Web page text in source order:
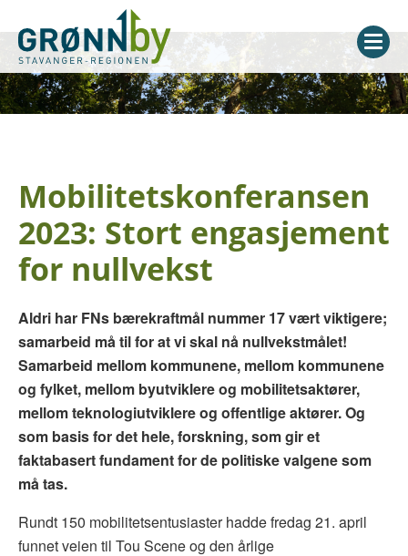
Mobilitetskonferansen
2023: Stort engasjement
for nullvekst
Aldri har FNs bærekraftmål nummer 17 vært viktigere;
samarbeid må til for at vi skal nå nullvekstmålet!
Samarbeid mellom kommunene, mellom kommunene
og fylket, mellom byutviklere og mobilitetsaktører,
mellom teknologiutviklere og offentlige aktører. Og
som basis for det hele, forskning, som gir et
faktabasert fundament for de politiske valgene som
må tas.
Rundt 150 mobilitetsentusiaster hadde fredag 21. april
funnet veien til Tou Scene og den årlige